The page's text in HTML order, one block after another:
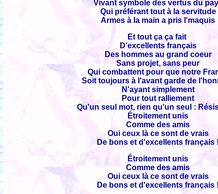
Vivant symbole des vertus du
Qui préférant tout à la servitude
Armes à la main a pris l'maquis
Et tout ça ça fait
D'excellents français
Des hommes au grand coeur
Sans projet, sans peur
Qui combattent pour que notre
Soit toujours à l'avant garde de
N'ayant simplement
Pour tout ralliement
Qu'un seul mot, rien qu'un seul :
Étroitement unis
Comme des amis
Oui ceux là ce sont de vrais
De bons et d'excellents français
Étroitement unis
Comme des amis
Oui ceux là ce sont de vrais
De bons et d'excellents français